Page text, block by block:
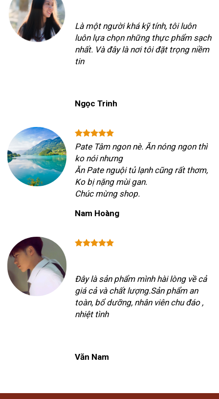
Là một người khá kỹ tính, tôi luôn
luôn lựa chọn những thực phẩm sạch
nhất. Và đây là nơi tôi đặt trọng niềm
tin
Ngọc Trinh
Pate Tâm ngon nè. Ăn nóng ngon thì
ko nói nhưng
Ăn Pate nguội tủ lạnh cũng rất thơm,
Ko bị nặng mùi gan.
Chúc mừng shop.
Nam Hoàng
Đây là sản phẩm mình hài lòng về cả
giá cả và chất lượng.Sản phẩm an
toàn, bổ dưỡng, nhân viên chu đáo ,
nhiệt tình
Văn Nam